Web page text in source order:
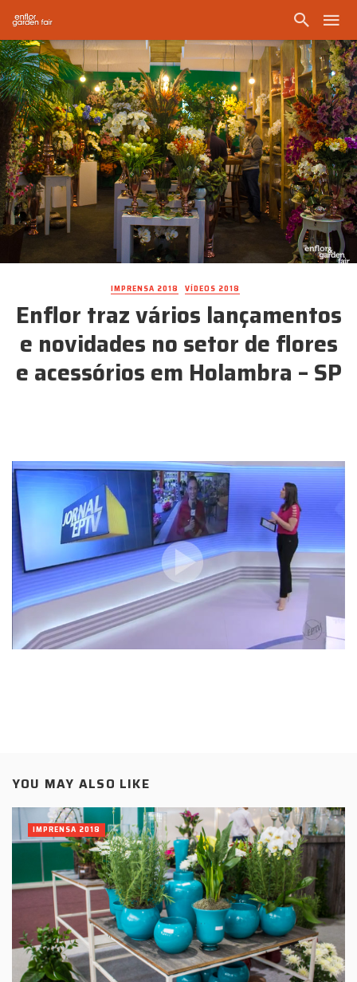
IMPRENSA 2018 VÍDEOS 2018
Enflor traz vários lançamentos
e novidades no setor de flores
e acessórios em Holambra – SP
YOU MAY ALSO LIKE
IMPRENSA 2018